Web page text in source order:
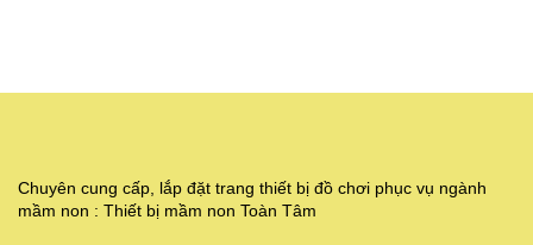
Chuyên cung cấp, lắp đặt trang thiết bị đồ chơi phục vụ ngành
mầm non : Thiết bị mầm non Toàn Tâm